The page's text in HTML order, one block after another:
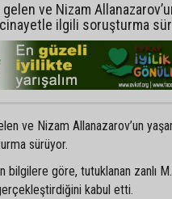
gelen ve Nizam
cinayetle ilgili soruşturma
ve Nizam Allanazarov’un
sürüyor.
bilgilere göre, tutuklanan zanlı
kabul etti.